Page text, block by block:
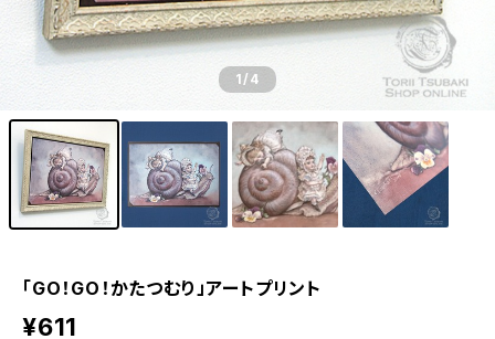
1/4
「GO！GO！かたつむり」アートプリント
¥611